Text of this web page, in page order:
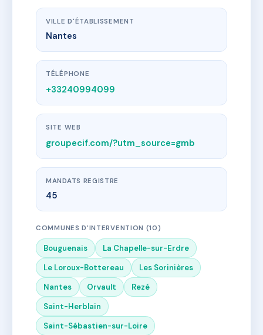
VILLE D'ÉTABLISSEMENT
Nantes
TÉLÉPHONE
+33240994099
SITE WEB
groupecif.com/?utm_source=gmb
MANDATS REGISTRE
45
COMMUNES D'INTERVENTION (10)
Bouguenais
La Chapelle-sur-Erdre
Le Loroux-Bottereau
Les Sorinières
Nantes
Orvault
Rezé
Saint-Herblain
Saint-Sébastien-sur-Loire